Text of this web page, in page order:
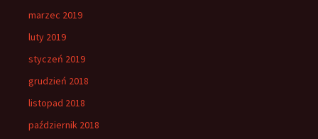
marzec 2019
luty 2019
styczeń 2019
grudzień 2018
listopad 2018
październik 2018